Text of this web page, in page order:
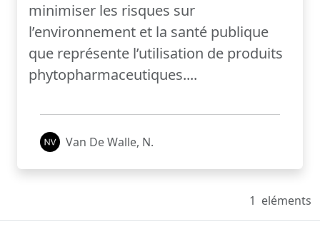
minimiser les risques sur
l’environnement et la santé publique
que représente l’utilisation de produits
phytopharmaceutiques....
Van De Walle, N.
1 eléments